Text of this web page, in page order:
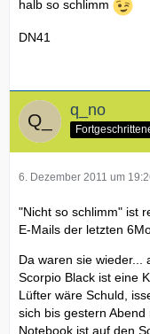
halb so schlimm
DN41
q_no
6. Dezember 2011 um
"Nicht so schlimm" ist
E-Mails der letzten
Da waren sie wieder...
Scorpio Black ist eine
Lüfter wäre Schuld,
sich bis gestern
Notebook ist auf den